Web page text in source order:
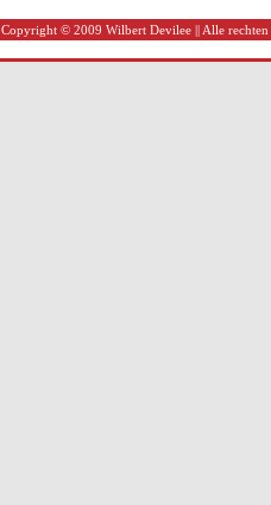
Copyright © 2009 Wilbert Devilee || Alle